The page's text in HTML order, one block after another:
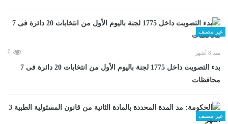
غير مصنف
منذ 8 أشهر 0
بدء التصويت داخل 1775 لجنة باليوم الأول من انتخابات 20 دائرة فى 7
محافظات
غير مصنف